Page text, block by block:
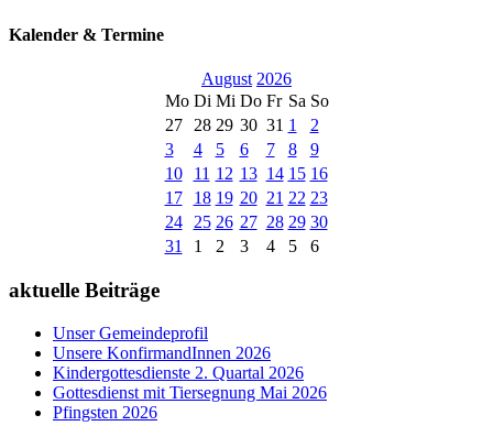
Kalender & Termine
August 2026
Mo Di Mi Do Fr Sa So
27
28 29 30 31 1
2
3
4 5 6 7 8
9
10
11 12 13 14 15 16
17
18 19 20 21 22 23
24
25 26 27 28 29 30
31
1 2 3 4 5 6
aktuelle Beiträge
Unser Gemeindeprofil
Unsere KonfirmandInnen 2026
Kindergottesdienste 2. Quartal 2026
Gottesdienst mit Tiersegnung Mai 2026
Pfingsten 2026